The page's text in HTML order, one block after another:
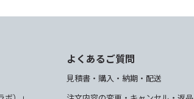
よくあるご質問
見積書・購入・納期・配送